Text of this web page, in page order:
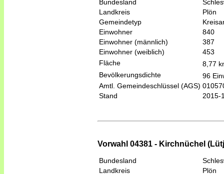
Bundesland
Landkreis
Plön
Gemeindetyp
Einwohner
840
Einwohner (männlich)
387
Einwohner (weiblich)
453
Fläche
8,77
Bevölkerungsdichte
96
Amtl. Gemeindeschlüssel (AGS)
Stand
2015-
Vorwahl 04381 - Kirchnüchel
Bundesland
Landkreis
Plön